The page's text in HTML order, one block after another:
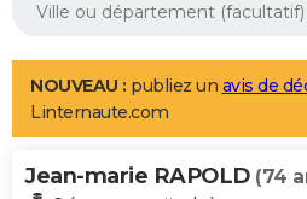
Aménagement intérieur
LIFESTYLE
Art de vivre
Bien-être
Loisirs
Mode
Modes de vie
Alimentation
Guide de la santé
Maladies
Médicaments
Sommeil
VOYAGE
NOUVEAU : publiez un avis de
Linternaute.com
Jean-marie RAPOLD (74